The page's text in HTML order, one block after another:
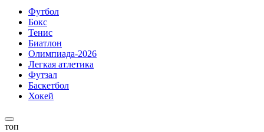
Футбол
Бокс
Тенис
Биатлон
Олимпиада-2026
Легкая атлетика
Футзал
Баскетбол
Хокей
топ